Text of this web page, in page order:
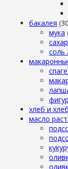
бакалея
мука
сахар
cоль
хлеб и
масло